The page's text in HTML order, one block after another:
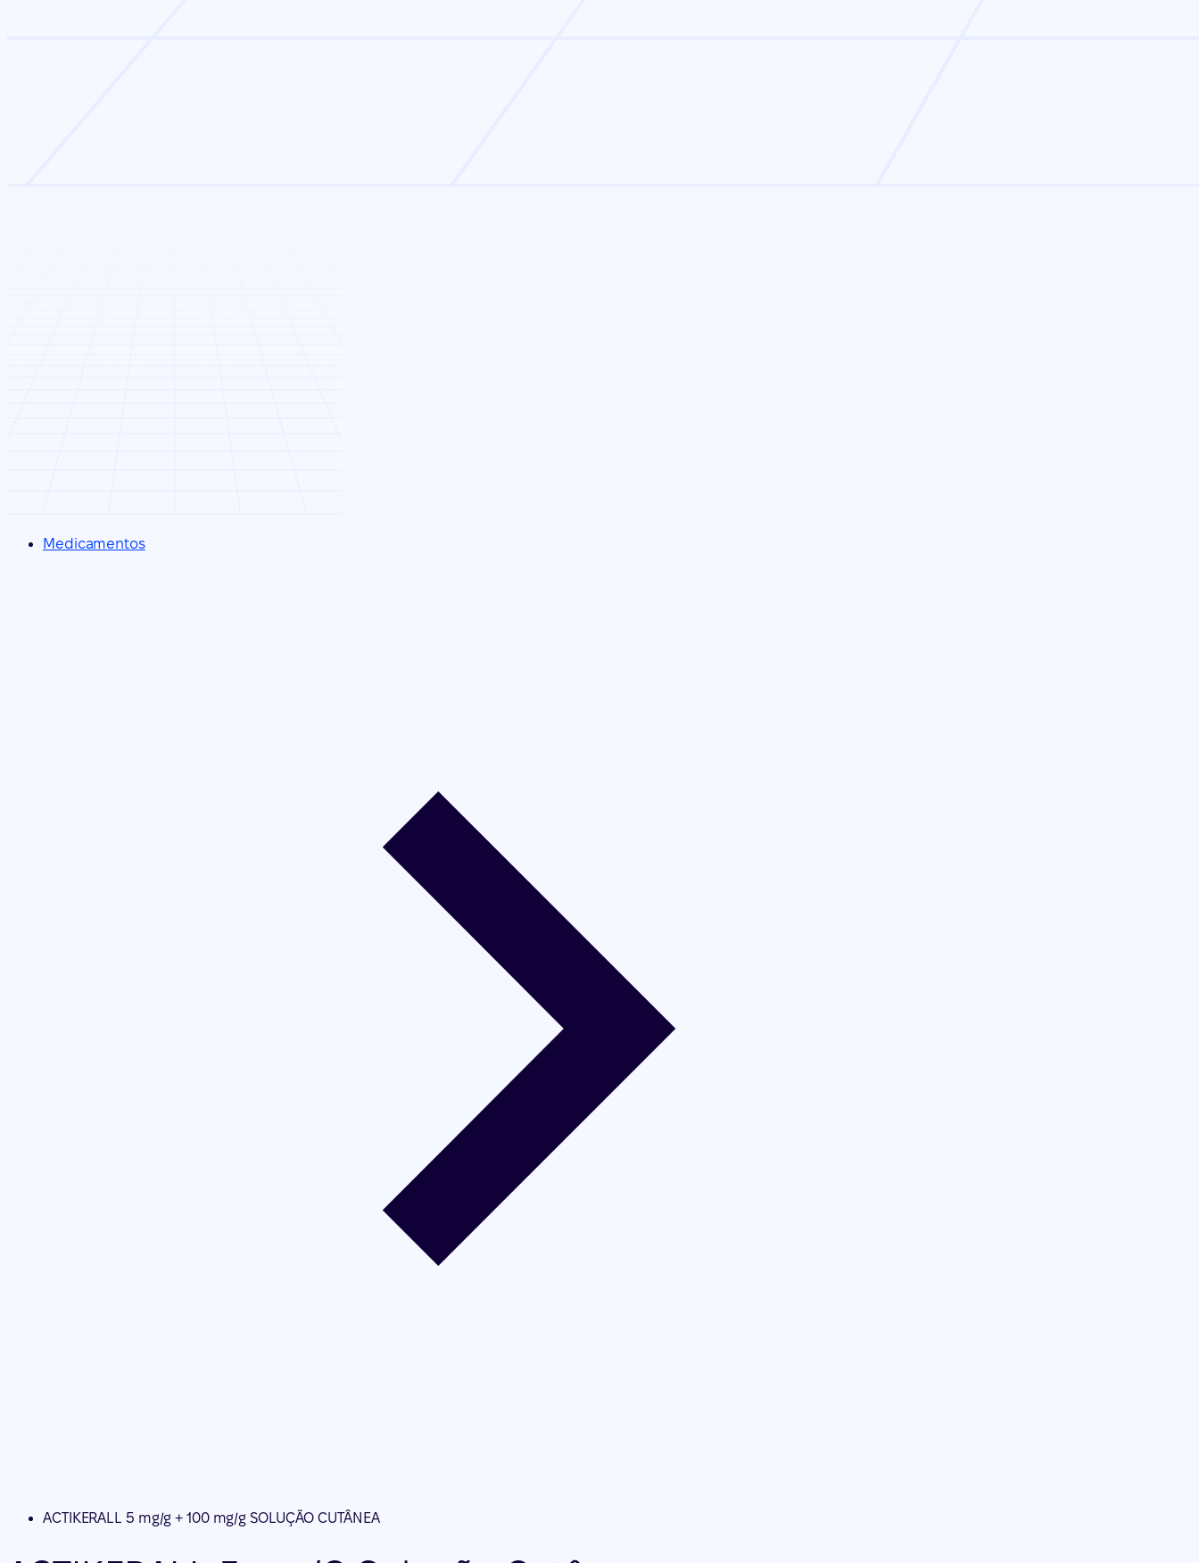
Medicamentos
ACTIKERALL 5 mg/g + 100 mg/g SOLUÇÃO CUTÂNEA